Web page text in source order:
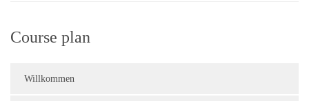
Course plan
Willkommen